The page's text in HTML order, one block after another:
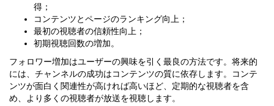
得；
コンテンツとページのランキング向上；
最初の視聴者の信頼性向上；
初期視聴回数の増加。
フォロワー増加はユーザーの興味を引く最良の方法です。将来的
には、チャンネルの成功はコンテンツの質に依存します。コンテ
ンツが面白く関連性が高ければ高いほど、定期的な視聴者を含
め、より多くの視聴者が放送を視聴します。